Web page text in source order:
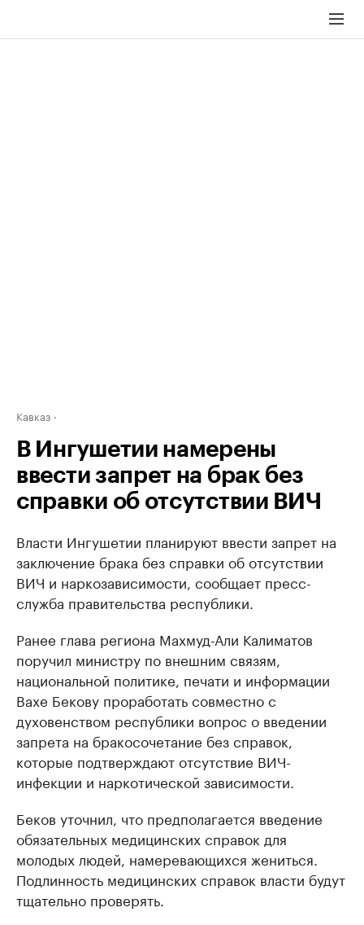
Кавказ
В Ингушетии намерены
ввести запрет на брак без
справки об отсутствии ВИЧ
Власти Ингушетии планируют ввести запрет на
заключение брака без справки об отсутствии
ВИЧ и наркозависимости, сообщает пресс-
служба правительства республики.
Ранее глава региона Махмуд-Али Калиматов
поручил министру по внешним связям,
национальной политике, печати и информации
Вахе Бекову проработать совместно с
духовенством республики вопрос о введении
запрета на бракосочетание без справок,
которые подтверждают отсутствие ВИЧ-
инфекции и наркотической зависимости.
Беков уточнил, что предполагается введение
обязательных медицинских справок для
молодых людей, намеревающихся жениться.
Подлинность медицинских справок власти будут
тщательно проверять.